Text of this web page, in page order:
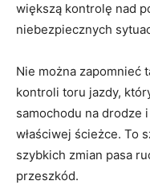
większą kontrolę⁤ nad
niebezpiecznych
Nie ​można zapomnieć
‍kontroli toru jazdy,
samochodu na drodze
właściwej​ ścieżce. To
szybkich zmian pasa
przeszkód.